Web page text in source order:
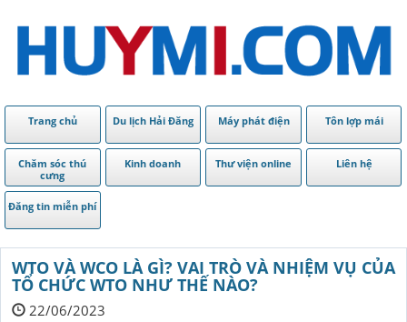
Trang chủ Du lịch Hải Đăng Máy phát điện Tôn lợp mái
Chăm sóc thú
cưng
Kinh doanh Thư viện online Liên hệ
Đăng tin miễn phí
WTO VÀ WCO LÀ GÌ? VAI TRÒ VÀ NHIỆM VỤ CỦA
TỔ CHỨC WTO NHƯ THẾ NÀO?
22/06/2023